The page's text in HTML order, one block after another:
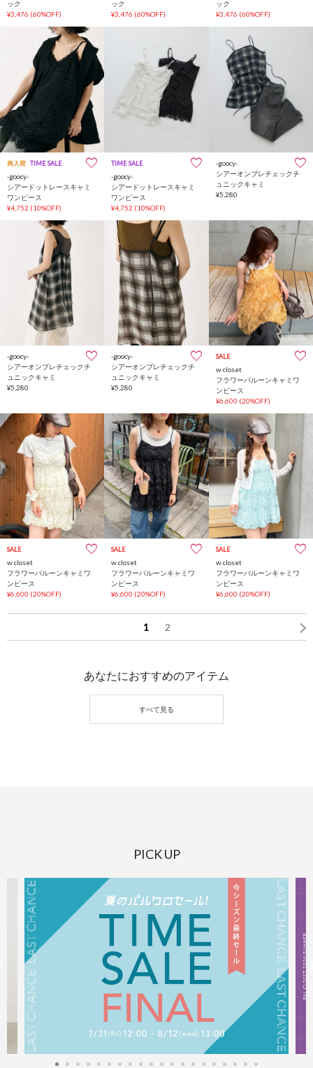
ック
¥3,476 (60%OFF)
ック
¥3,476 (60%OFF)
ック
¥3,476 (60%OFF)
再入荷 TIME SALE
-goocy-
シアードットレースキャミ
ワンピース
¥4,752 (10%OFF)
TIME SALE
-goocy-
シアードットレースキャミ
ワンピース
¥4,752 (10%OFF)
-goocy-
シアーオンブレチェックチ
ュニックキャミ
¥5,280
-goocy-
シアーオンブレチェックチ
ュニックキャミ
¥5,280
-goocy-
シアーオンブレチェックチ
ュニックキャミ
¥5,280
SALE
w closet
フラワーバルーンキャミワ
ンピース
¥6,600 (20%OFF)
SALE
w closet
フラワーバルーンキャミワ
ンピース
¥6,600 (20%OFF)
SALE
w closet
フラワーバルーンキャミワ
ンピース
¥6,600 (20%OFF)
SALE
w closet
フラワーバルーンキャミワ
ンピース
¥6,600 (20%OFF)
1 2
あなたにおすすめのアイテム
PICK UP